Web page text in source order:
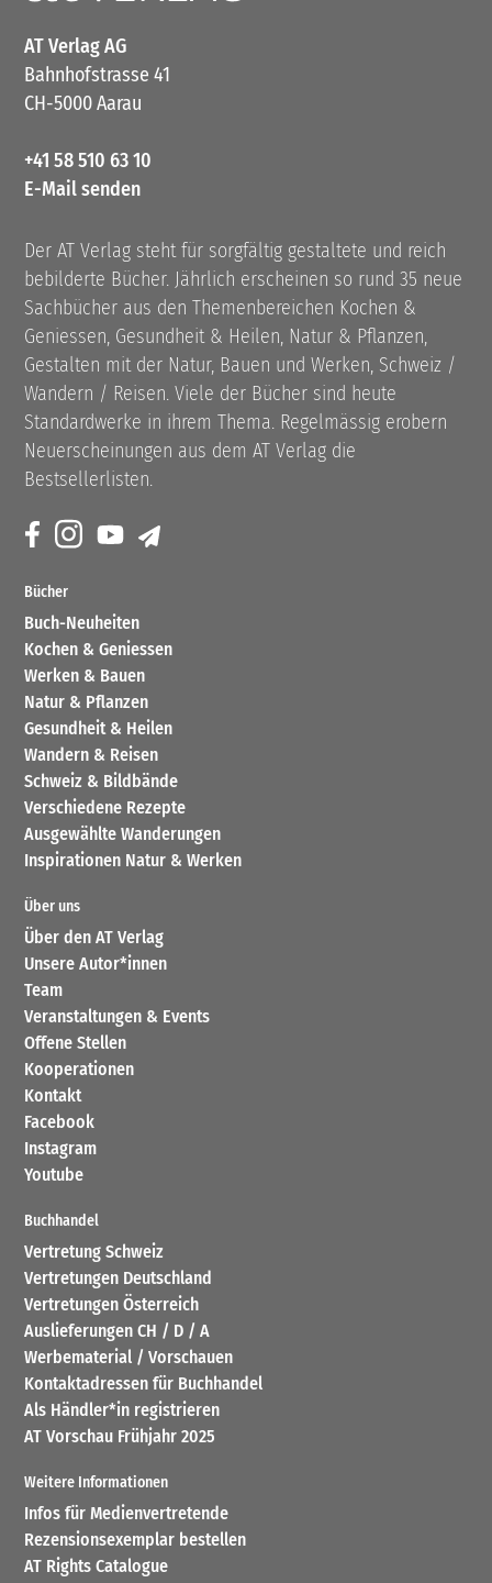
AT Verlag AG
Bahnhofstrasse 41
CH-5000 Aarau
+41 58 510 63 10
E-Mail senden
Der AT Verlag steht für sorgfältig gestaltete und reich
bebilderte Bücher. Jährlich erscheinen so rund 35 neue
Sachbücher aus den Themenbereichen Kochen &
Geniessen, Gesundheit & Heilen, Natur & Pflanzen,
Gestalten mit der Natur, Bauen und Werken, Schweiz /
Wandern / Reisen. Viele der Bücher sind heute
Standardwerke in ihrem Thema. Regelmässig erobern
Neuerscheinungen aus dem AT Verlag die
Bestsellerlisten.
Bücher
Buch-Neuheiten
Kochen & Geniessen
Werken & Bauen
Natur & Pflanzen
Gesundheit & Heilen
Wandern & Reisen
Schweiz & Bildbände
Verschiedene Rezepte
Ausgewählte Wanderungen
Inspirationen Natur & Werken
Über uns
Über den AT Verlag
Unsere Autor*innen
Team
Veranstaltungen & Events
Offene Stellen
Kooperationen
Kontakt
Facebook
Instagram
Youtube
Buchhandel
Vertretung Schweiz
Vertretungen Deutschland
Vertretungen Österreich
Auslieferungen CH / D / A
Werbematerial / Vorschauen
Kontaktadressen für Buchhandel
Als Händler*in registrieren
AT Vorschau Frühjahr 2025
Weitere Informationen
Infos für Medienvertretende
Rezensionsexemplar bestellen
AT Rights Catalogue